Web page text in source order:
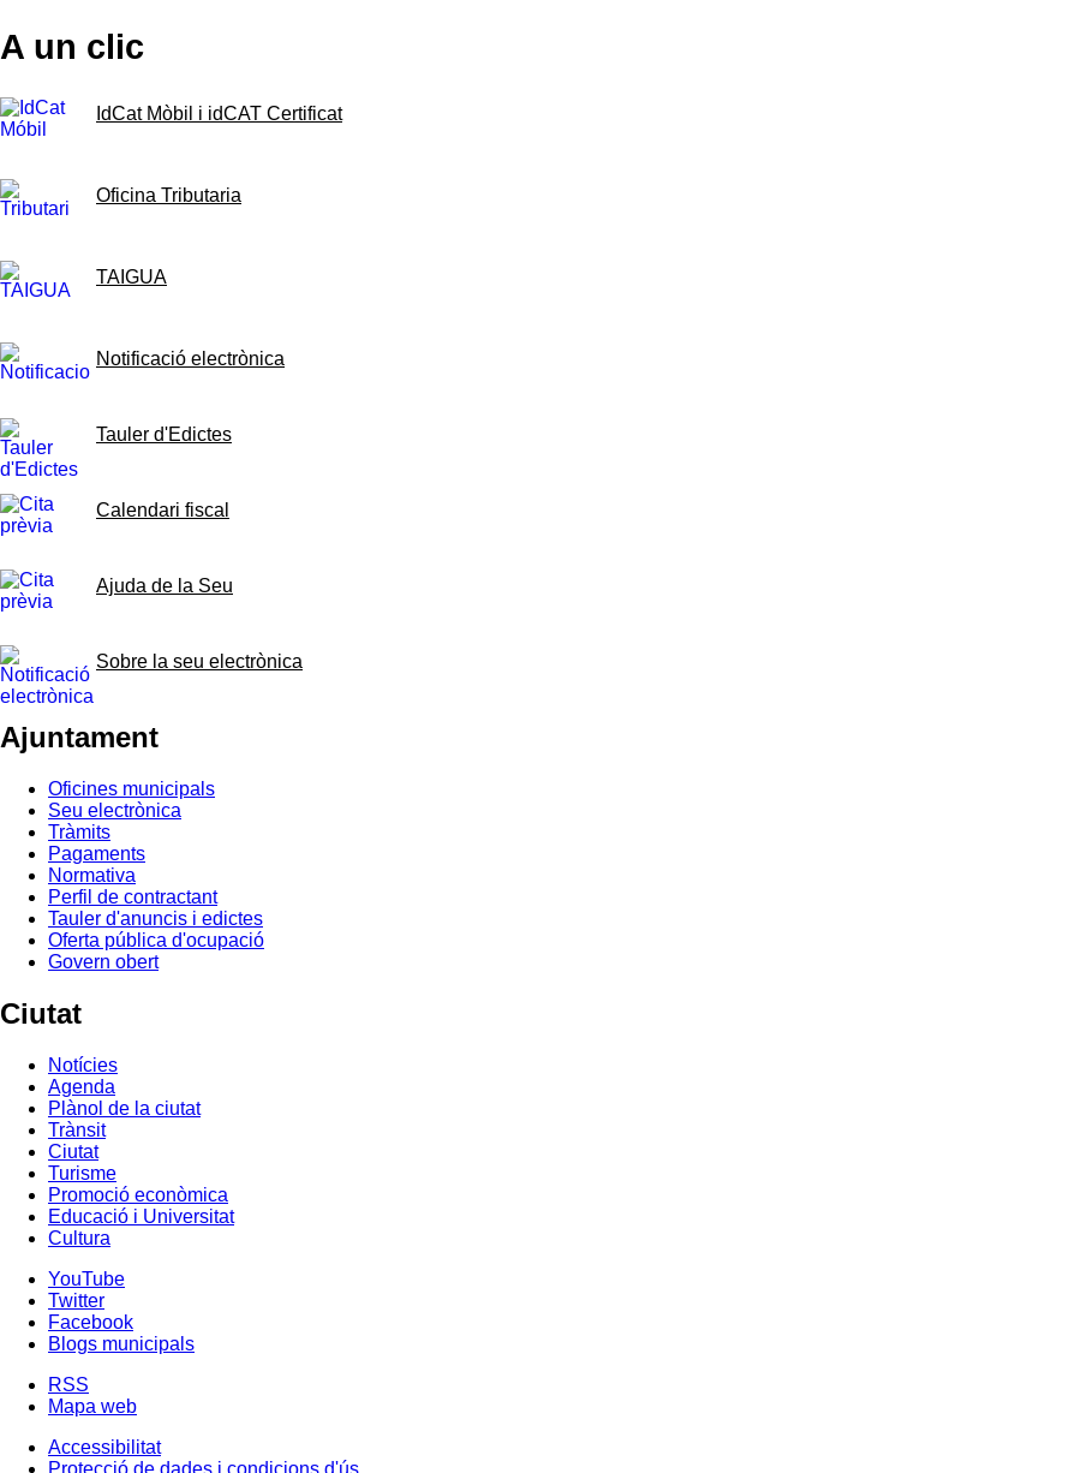
A un clic
IdCat Mòbil i idCAT Certificat
Oficina Tributaria
TAIGUA
Notificació electrònica
Tauler d'Edictes
Calendari fiscal
Ajuda de la Seu
Sobre la seu electrònica
Ajuntament
Oficines municipals
Seu electrònica
Tràmits
Pagaments
Normativa
Perfil de contractant
Tauler d'anuncis i edictes
Oferta pública d'ocupació
Govern obert
Ciutat
Notícies
Agenda
Plànol de la ciutat
Trànsit
Ciutat
Turisme
Promoció econòmica
Educació i Universitat
Cultura
YouTube
Twitter
Facebook
Blogs municipals
RSS
Mapa web
Accessibilitat
Protecció de dades i condicions d'ús